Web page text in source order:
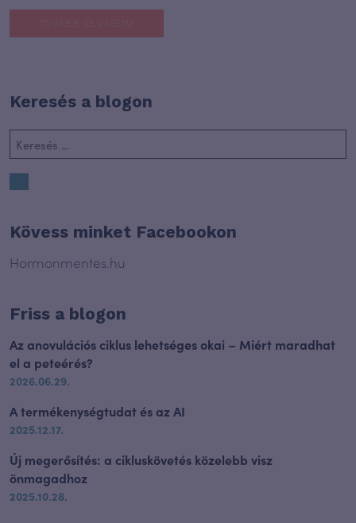
Keresés a blogon
Kövess minket Facebookon
Hormonmentes.hu
Friss a blogon
Az anovulációs ciklus lehetséges okai – Miért maradhat
el a peteérés?
2026.06.29.
A termékenységtudat és az AI
2025.12.17.
Új megerősítés: a cikluskövetés közelebb visz
önmagadhoz
2025.10.28.